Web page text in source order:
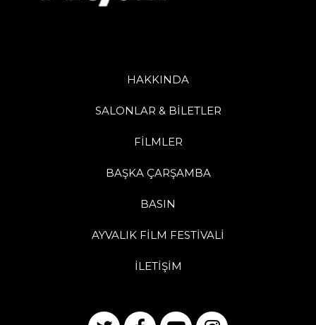
HAKKINDA
SALONLAR & BİLETLER
FİLMLER
BAŞKA ÇARŞAMBA
BASIN
AYVALIK FİLM FESTİVALİ
İLETİŞİM